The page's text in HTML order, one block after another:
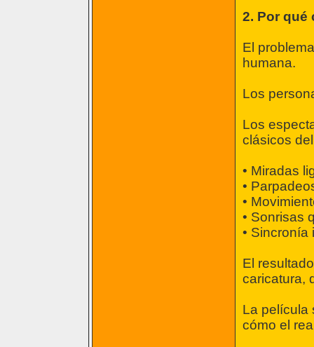
2. Por qué
El
humana.
Los
Los
clásicos
• Miradas
•
•
• Sonrisas
• Sincronía
El
caricatura,
La película
cómo el